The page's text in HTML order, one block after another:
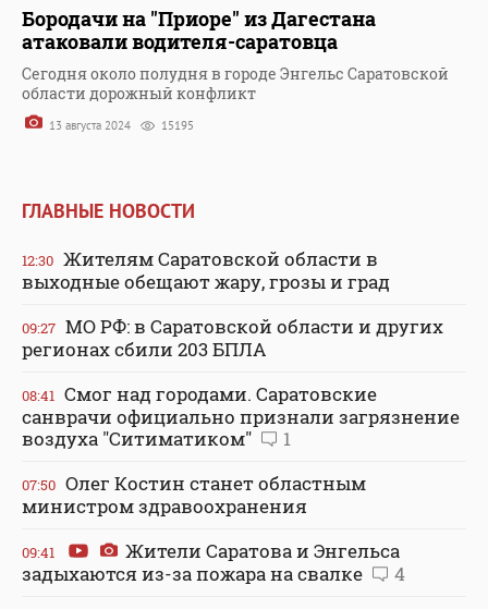
Бородачи на "Приоре" из Дагестана
атаковали водителя-саратовца
Сегодня около полудня в городе Энгельс Саратовской
области дорожный конфликт
13 августа 2024 15195
ГЛАВНЫЕ НОВОСТИ
12:30 Жителям Саратовской области в
выходные обещают жару, грозы и град
09:27 МО РФ: в Саратовской области и других
регионах сбили 203 БПЛА
08:41 Смог над городами. Саратовские
санврачи официально признали загрязнение
воздуха "Ситиматиком"
1
07:50 Олег Костин станет областным
министром здравоохранения
09:41
Жители Саратова и Энгельса
задыхаются из-за пожара на свалке
4